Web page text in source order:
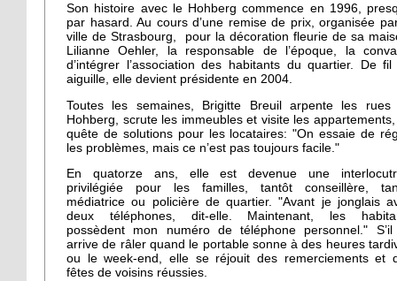
Son histoire avec le Hohberg commence en 1996,
par hasard. Au cours d’une remise de prix, organisée
ville de Strasbourg, pour la décoration fleurie de sa
Lilianne Oehler, la responsable de l’époque, la
d’intégrer l’association des habitants du quartier. De fil
aiguille, elle devient présidente en 2004.
Toutes les semaines, Brigitte Breuil arpente les rues
Hohberg, scrute les immeubles et visite les
quête de solutions pour les locataires: "On essaie de
les problèmes, mais ce n’est pas toujours facile."
En quatorze ans, elle est devenue une
privilégiée pour les familles, tantôt conseillère,
médiatrice ou policière de quartier. "Avant je jonglais
deux téléphones, dit-elle. Maintenant, les
possèdent mon numéro de téléphone personnel."
arrive de râler quand le portable sonne à des heures
ou le week-end, elle se réjouit des remerciements et
fêtes de voisins réussies.